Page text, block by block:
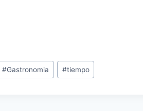
#Gastronomia #tiempo